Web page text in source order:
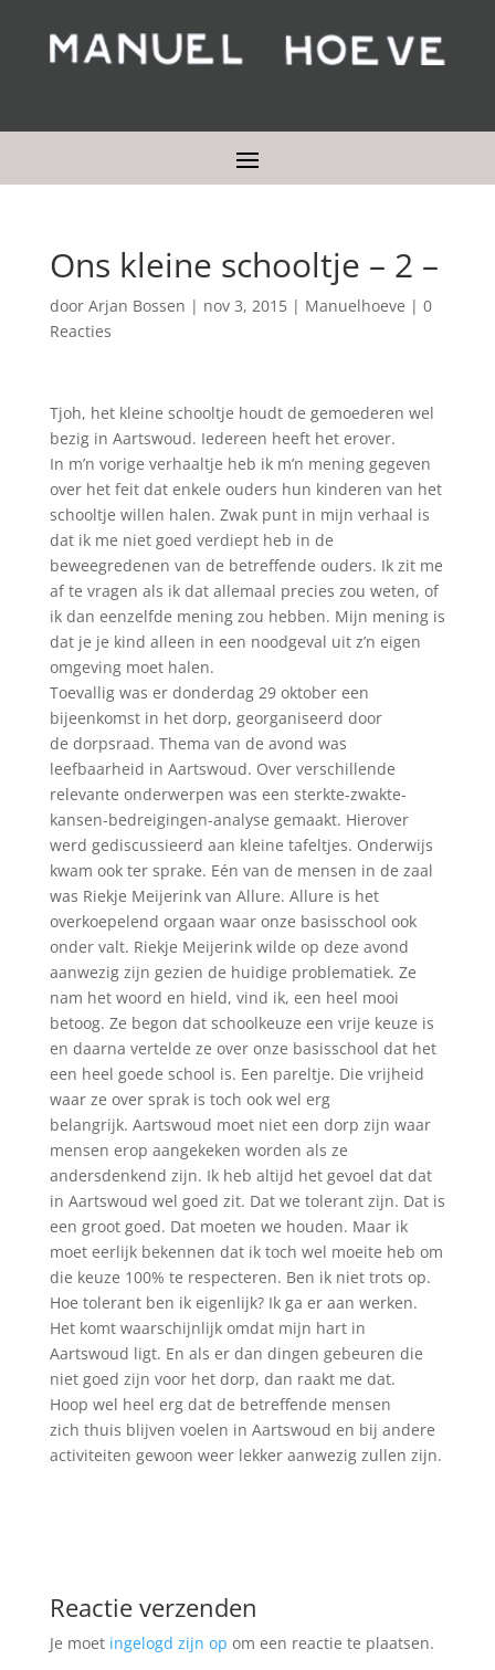
Ons kleine schooltje – 2 –
door Arjan Bossen | nov 3, 2015| Manuelhoeve | 0
Reacties
Tjoh, het kleine schooltje houdt de gemoederen wel
bezig in Aartswoud. Iedereen heeft het erover.
In m’n vorige verhaaltje heb ik m’n mening gegeven
over het feit dat enkele ouders hun kinderen van het
schooltje willen halen. Zwak punt in mijn verhaal is
dat ik me niet goed verdiept heb in de
beweegredenen van de betreffende ouders. Ik zit me
af te vragen als ik dat allemaal precies zou weten, of
ik dan eenzelfde mening zou hebben. Mijn mening is
dat je je kind alleen in een noodgeval uit z’n eigen
omgeving moet halen.
Toevallig was er donderdag 29 oktober een
bijeenkomst in het dorp, georganiseerd door
de dorpsraad. Thema van de avond was
leefbaarheid in Aartswoud. Over verschillende
relevante onderwerpen was een sterkte-zwakte-
kansen-bedreigingen-analyse gemaakt. Hierover
werd gediscussieerd aan kleine tafeltjes. Onderwijs
kwam ook ter sprake. Eén van de mensen in de zaal
was Riekje Meijerink van Allure. Allure is het
overkoepelend orgaan waar onze basisschool ook
onder valt. Riekje Meijerink wilde op deze avond
aanwezig zijn gezien de huidige problematiek. Ze
nam het woord en hield, vind ik, een heel mooi
betoog. Ze begon dat schoolkeuze een vrije keuze is
en daarna vertelde ze over onze basisschool dat het
een heel goede school is. Een pareltje. Die vrijheid
waar ze over sprak is toch ook wel erg
belangrijk. Aartswoud moet niet een dorp zijn waar
mensen erop aangekeken worden als ze
andersdenkend zijn. Ik heb altijd het gevoel dat dat
in Aartswoud wel goed zit. Dat we tolerant zijn. Dat is
een groot goed. Dat moeten we houden. Maar ik
moet eerlijk bekennen dat ik toch wel moeite heb om
die keuze 100% te respecteren. Ben ik niet trots op.
Hoe tolerant ben ik eigenlijk? Ik ga er aan werken.
Het komt waarschijnlijk omdat mijn hart in
Aartswoud ligt. En als er dan dingen gebeuren die
niet goed zijn voor het dorp, dan raakt me dat.
Hoop wel heel erg dat de betreffende mensen
zich thuis blijven voelen in Aartswoud en bij andere
activiteiten gewoon weer lekker aanwezig zullen zijn.
Reactie verzenden
Je moet ingelogd zijn op om een reactie te plaatsen.